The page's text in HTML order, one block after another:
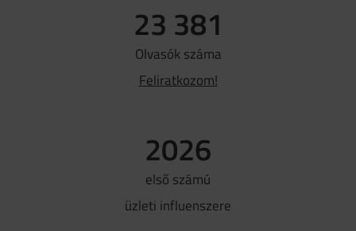
23 381
Olvasók száma
Feliratkozom!
2026
első számú
üzleti influenszere